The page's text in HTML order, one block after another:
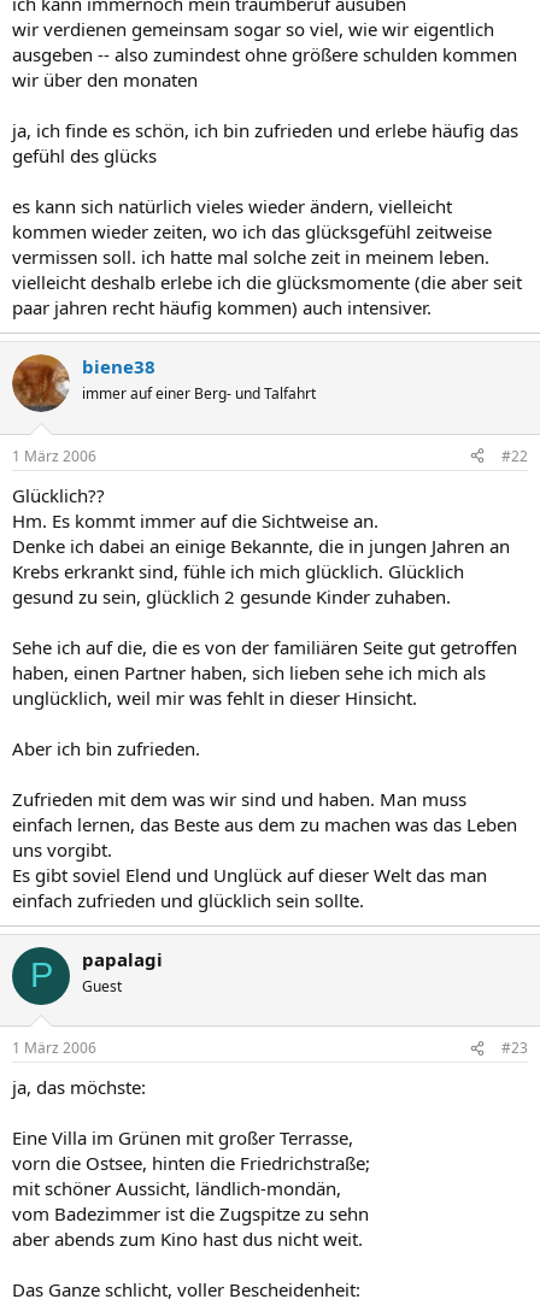
wir verdienen gemeinsam sogar so viel, wie wir eigentlich
ausgeben -- also zumindest ohne größere schulden kommen
wir über den monaten
ja, ich finde es schön, ich bin zufrieden und erlebe häufig das
gefühl des glücks
es kann sich natürlich vieles wieder ändern, vielleicht
kommen wieder zeiten, wo ich das glücksgefühl zeitweise
vermissen soll. ich hatte mal solche zeit in meinem leben.
vielleicht deshalb erlebe ich die glücksmomente (die aber seit
paar jahren recht häufig kommen) auch intensiver.
biene38
immer auf einer Berg- und Talfahrt
1 März 2006 #22
Glücklich??
Hm. Es kommt immer auf die Sichtweise an.
Denke ich dabei an einige Bekannte, die in jungen Jahren an
Krebs erkrankt sind, fühle ich mich glücklich. Glücklich
gesund zu sein, glücklich 2 gesunde Kinder zuhaben.
Sehe ich auf die, die es von der familiären Seite gut getroffen
haben, einen Partner haben, sich lieben sehe ich mich als
unglücklich, weil mir was fehlt in dieser Hinsicht.
Aber ich bin zufrieden.
Zufrieden mit dem was wir sind und haben. Man muss
einfach lernen, das Beste aus dem zu machen was das Leben
uns vorgibt.
Es gibt soviel Elend und Unglück auf dieser Welt das man
einfach zufrieden und glücklich sein sollte.
P papalagi
Guest
1 März 2006 #23
ja, das möchste:
Eine Villa im Grünen mit großer Terrasse,
vorn die Ostsee, hinten die Friedrichstraße;
mit schöner Aussicht, ländlich-mondän,
vom Badezimmer ist die Zugspitze zu sehn
aber abends zum Kino hast dus nicht weit.
Das Ganze schlicht, voller Bescheidenheit: